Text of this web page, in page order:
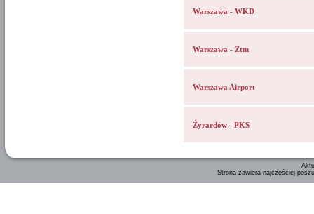
Warszawa - WKD
Warszawa - Ztm
Warszawa Airport
Żyrardów - PKS
Strona zawiera najczęściej